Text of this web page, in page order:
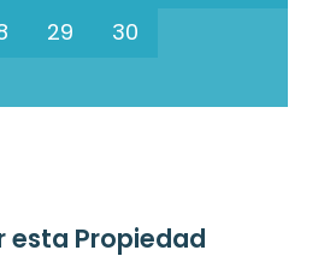
29 30
esta Propiedad